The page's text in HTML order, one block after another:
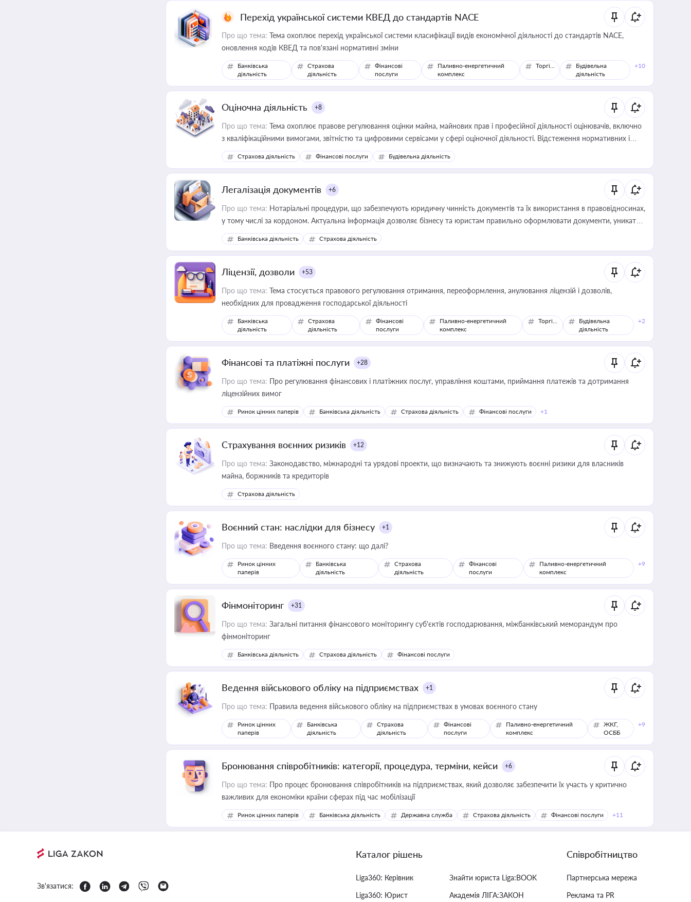
Перехід української системи КВЕД до стандартів NACE
Про що тема: Тема охоплює перехід української системи класифікації видів економічної діяльності до стандартів NACE,
оновлення кодів КВЕД та пов'язані нормативні зміни
Банківська
діяльність
Страхова
діяльність
Фінансові
послуги
Паливно-енергетичний
комплекс
Торгівля
Будівельна
діяльність
+10
Оціночна діяльність +8
Про що тема: Тема охоплює правове регулювання оцінки майна, майнових прав і професійної діяльності оцінювачів, включно
з кваліфікаційними вимогами, звітністю та цифровими сервісами у сфері оціночної діяльності. Відстеження нормативних і
медійних змін у цій сфері корисне для власника бізнесу, керівника, юриста або бухгалтера під час оподаткування,
приватизації, оренди державного майна, корпоративних угод і перевірки статусу суб'єктів оціночної діяльності
Страхова діяльність Фінансові послуги Будівельна діяльність
Легалізація документів +6
Про що тема: Нотаріальні процедури, що забезпечують юридичну чинність документів та їх використання в правовідносинах,
у тому числі за кордоном. Актуальна інформація дозволяє бізнесу та юристам правильно оформлювати документи, уникати
ризиків недійсності та забезпечувати їх належне прийняття органами влади та контрагентами
Банківська діяльність Страхова діяльність
Ліцензії, дозволи +53
Про що тема: Тема стосується правового регулювання отримання, переоформлення, анулювання ліцензій і дозволів,
необхідних для провадження господарської діяльності
Банківська
діяльність
Страхова
діяльність
Фінансові
послуги
Паливно-енергетичний
комплекс
Торгівля
Будівельна
діяльність
+2
Фінансові та платіжні послуги +28
Про що тема: Про регулювання фінансових і платіжних послуг, управління коштами, приймання платежів та дотримання
ліцензійних вимог
Ринок цінних паперів Банківська діяльність Страхова діяльність Фінансові послуги +1
Страхування воєнних ризиків +12
Про що тема: Законодавство, міжнародні та урядові проекти, що визначають та знижують воєнні ризики для власників
майна, боржників та кредиторів
Страхова діяльність
Воєнний стан: наслідки для бізнесу +1
Про що тема: Введення воєнного стану: що далі?
Ринок цінних
паперів
Банківська
діяльність
Страхова
діяльність
Фінансові
послуги
Паливно-енергетичний
комплекс
+9
Фінмоніторинг +31
Про що тема: Загальні питання фінансового моніторингу суб'єктів господарювання, міжбанківський меморандум про
фінмоніторинг
Банківська діяльність Страхова діяльність Фінансові послуги
Ведення військового обліку на підприємствах +1
Про що тема: Правила ведення військового обліку на підприємствах в умовах воєнного стану
Ринок цінних
паперів
Банківська
діяльність
Страхова
діяльність
Фінансові
послуги
Паливно-енергетичний
комплекс
ЖКГ,
ОСББ
+9
Бронювання співробітників: категорії, процедура, терміни, кейси +6
Про що тема: Про процес бронювання співробітників на підприємствах, який дозволяє забезпечити їх участь у критично
важливих для економіки країни сферах під час мобілізації
Ринок цінних паперів Банківська діяльність Державна служба Страхова діяльність Фінансові послуги +11
Зв'язатися:
Каталог рішень
Liga360: Керівник
Liga360: Юрист
Знайти юриста Liga:BOOK
Академія ЛІГА:ЗАКОН
Співробітництво
Партнерська мережа
Реклама та PR